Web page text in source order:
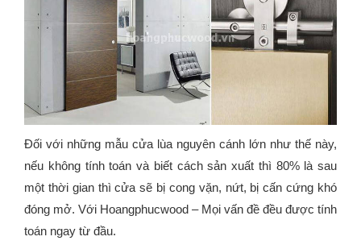
Đối với những mẫu cửa lùa nguyên cánh lớn như thế này,
nếu không tính toán và biết cách sản xuất thì 80% là sau
một thời gian thì cửa sẽ bị cong vặn, nứt, bị cấn cứng khó
đóng mở. Với Hoangphucwood – Mọi vấn đề đều được tính
toán ngay từ đầu.